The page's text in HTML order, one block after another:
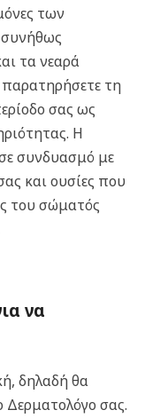
των
τα νεαρά
τη
σας ως
Η
συνδυασμό με
και ουσίες που
του σώματός
να
δηλαδή θα
Δερματολόγο σας.